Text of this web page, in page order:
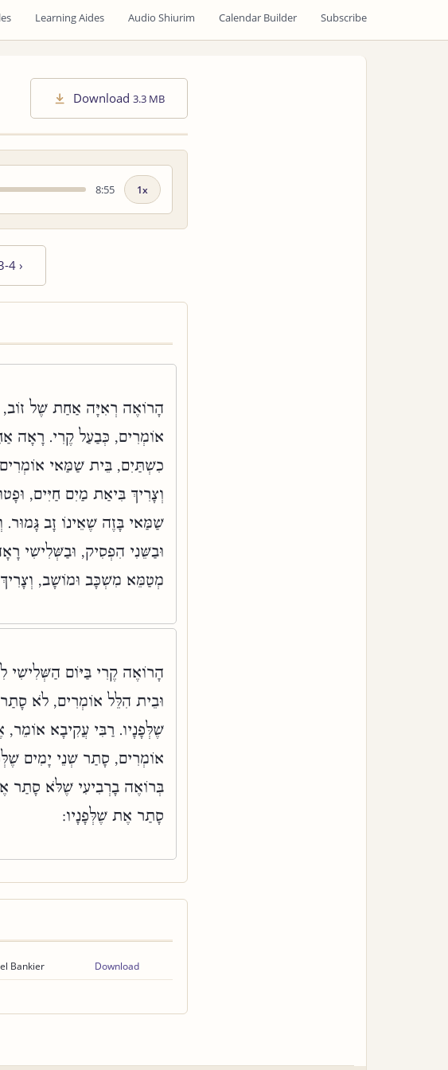
Learning Aides Audio Shiurim Calendar Builder Subscribe
Download 3.3 MB
8:55
Playback
4›
הָרוֹאֶה רְאִיָּה אַחַת שֶׁל זוֹב,
אוֹמְרִים, כְּבַעַל קֶרִי. רָאָה
כִשְׁתַּיִם, בֵּית שַׁמַּאי
וְצָרִיךְ בִּיאַת מַיִם חַיִּים,
שַׁמַּאי בָּזֶה שֶׁאֵינוֹ זָב
וּבַשֵּׁנִי הִפְסִיק, וּבַשְּׁלִישִׁי
מְטַמֵּא מִשְׁכָּב וּמוֹשָׁב, וְצָרִיךְ
הָרוֹאֶה קֶרִי בַּיּוֹם הַשְּׁלִישִׁי
וּבֵית הִלֵּל אוֹמְרִים, לֹא
שֶׁלְּפָנָיו. רַבִּי עֲקִיבָא
אוֹמְרִים, סָתַר שְׁנֵי יָמִים
בְּרוֹאֶה בָרְבִיעִי שֶׁלֹּא סָתַר
סָתַר אֶת שֶׁלְּפָנָיו:
Bankier Download